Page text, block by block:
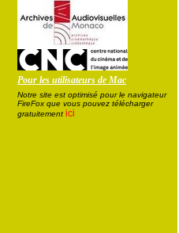
Pour les utilisateurs de Mac
Notre site est optimisé pour le navigateur
FireFox que vous pouvez télécharger
gratuitement ici